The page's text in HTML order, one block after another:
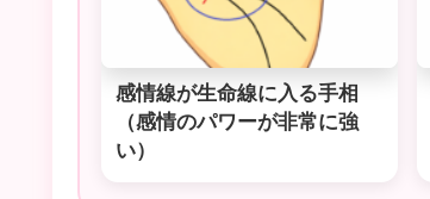
感情線が生命線に入る手相
（感情のパワーが非常に強
い）